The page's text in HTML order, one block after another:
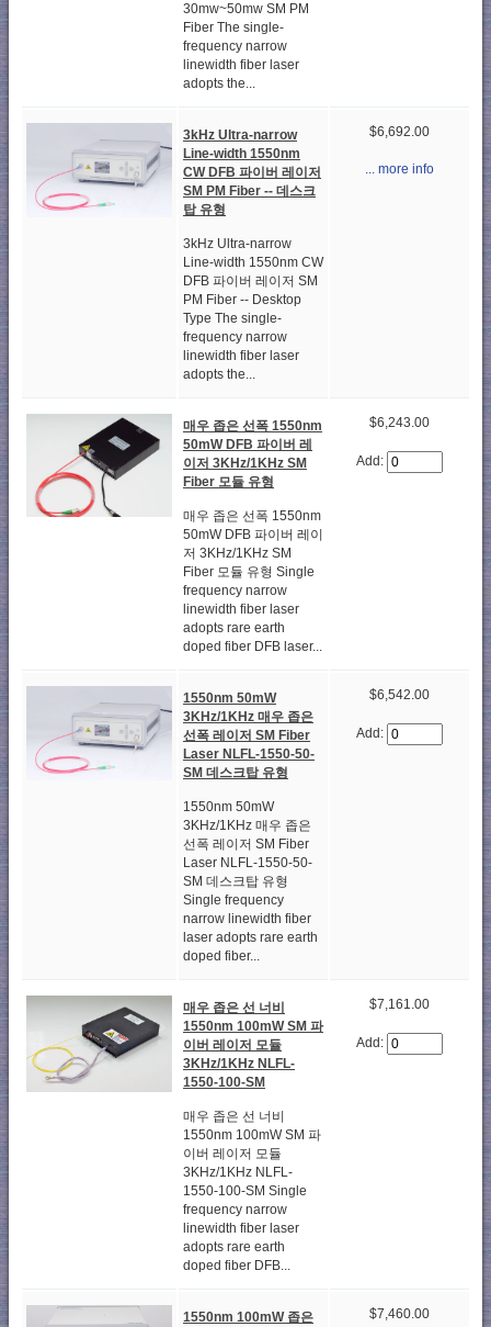
30mw~50mw SM PM
Fiber The single-
frequency narrow
linewidth fiber laser
adopts the...
3kHz Ultra-narrow
Line-width 1550nm
CW DFB 파이버 레이저
SM PM Fiber -- 데스크
탑 유형
3kHz Ultra-narrow
Line-width 1550nm CW
DFB 파이버 레이저 SM
PM Fiber -- Desktop
Type The single-
frequency narrow
linewidth fiber laser
adopts the...
$6,692.00
... more info
매우 좁은 선폭 1550nm
50mW DFB 파이버 레
이저 3KHz/1KHz SM
Fiber 모듈 유형
매우 좁은 선폭 1550nm
50mW DFB 파이버 레이
저 3KHz/1KHz SM
Fiber 모듈 유형 Single
frequency narrow
linewidth fiber laser
adopts rare earth
doped fiber DFB laser...
$6,243.00
Add:
1550nm 50mW
3KHz/1KHz 매우 좁은
선폭 레이저 SM Fiber
Laser NLFL-1550-50-
SM 데스크탑 유형
1550nm 50mW
3KHz/1KHz 매우 좁은
선폭 레이저 SM Fiber
Laser NLFL-1550-50-
SM 데스크탑 유형
Single frequency
narrow linewidth fiber
laser adopts rare earth
doped fiber...
$6,542.00
Add:
매우 좁은 선 너비
1550nm 100mW SM 파
이버 레이저 모듈
3KHz/1KHz NLFL-
1550-100-SM
매우 좁은 선 너비
1550nm 100mW SM 파
이버 레이저 모듈
3KHz/1KHz NLFL-
1550-100-SM Single
frequency narrow
linewidth fiber laser
adopts rare earth
doped fiber DFB...
$7,161.00
Add:
1550nm 100mW 좁은
$7,460.00